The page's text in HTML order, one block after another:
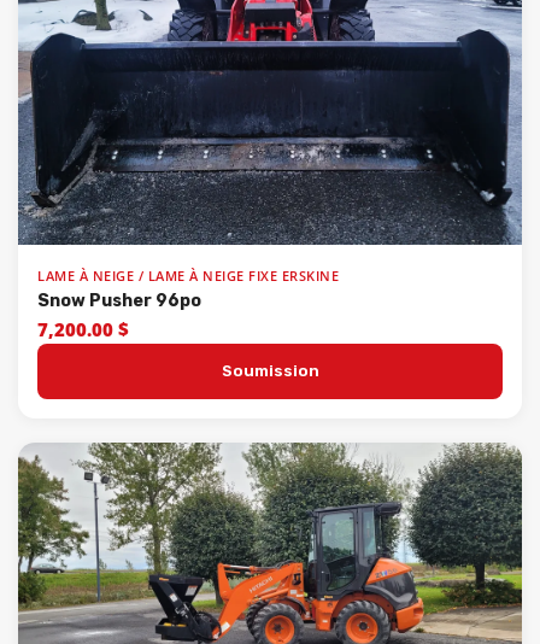
LAME À NEIGE / LAME À NEIGE FIXE ERSKINE
Snow Pusher 96po
7,200.00 $
Soumission